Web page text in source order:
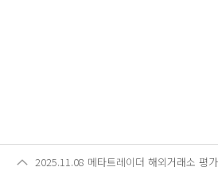
2025.11.08 메타트레이더 해외거래소 평